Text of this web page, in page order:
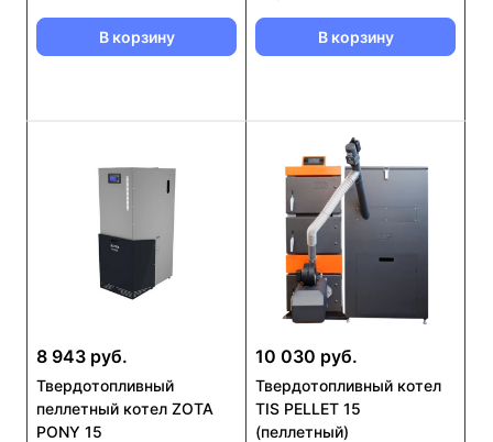
В корзину В корзину
8 943 руб.
Твердотопливный
пеллетный котел ZOTA
PONY 15
10 030 руб.
Твердотопливный котел
TIS PELLET 15
(пеллетный)